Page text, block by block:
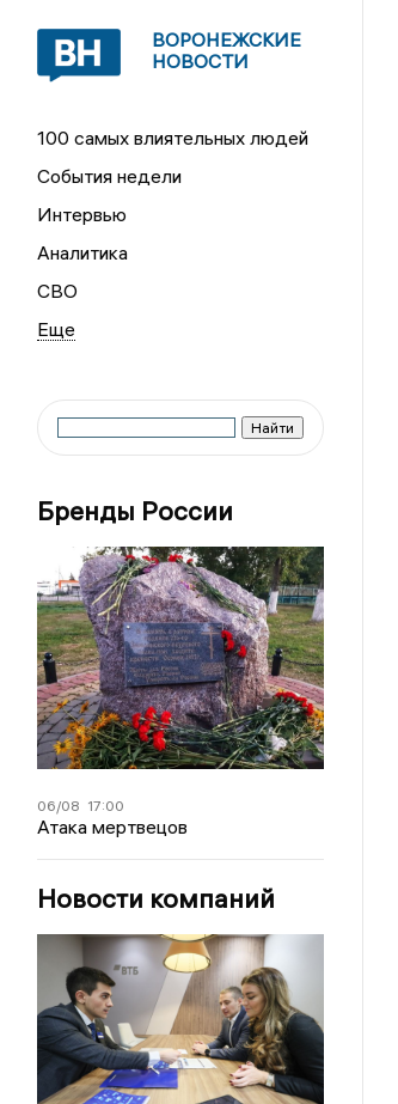
ВОРОНЕЖСКИЕ
НОВОСТИ
100 самых влиятельных людей
События недели
Интервью
Аналитика
СВО
Бренды России
06/08 17:00
Атака мертвецов
Новости компаний